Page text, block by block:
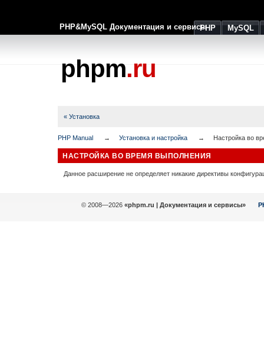
PHP&MySQL Документация и сервисыPHP MySQL
phpm.ru
« Установка
PHP Manual Установка и настройка Настройка во
НАСТРОЙКА ВО ВРЕМЯ ВЫПОЛНЕНИЯ
Данное расширение не определяет никакие директивы
© 2008—2026 «phpm.ru | Документация и сервисы»